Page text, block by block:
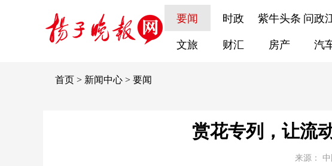
要闻 时政 紫牛头条 问政
文旅 财汇 房产 汽
首页 > 新闻中心 > 要闻
赏花专列，让流
来源：